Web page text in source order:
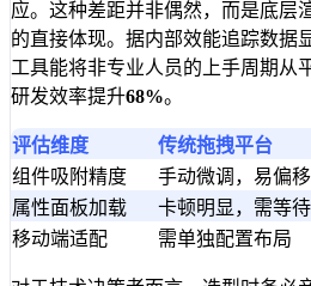
应。这种差距并非偶然，而是底层
的直接体现。据内部效能追踪数据
工具能将非专业人员的上手周期从
研发效率提升68%。
评估维度 传统拖拽平台
组件吸附精度
手动微调，易偏移
属性面板加载
卡顿明显，需等待
移动端适配
需单独配置布局